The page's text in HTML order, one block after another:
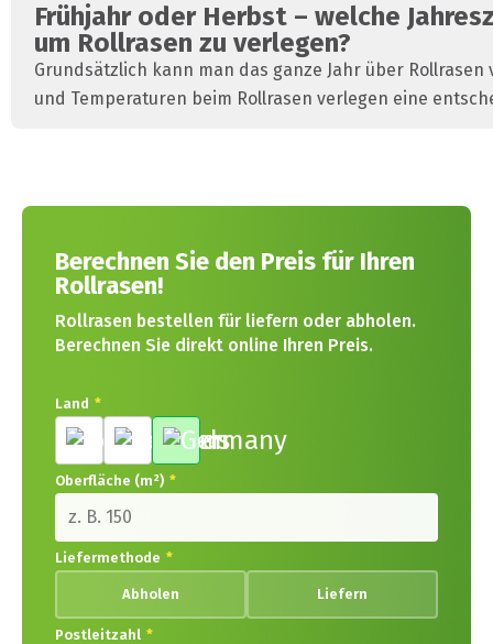
Frühjahr oder Herbst – welche
um Rollrasen zu verlegen?
Grundsätzlich kann man das ganze Jahr über
und Temperaturen beim Rollrasen verlegen eine
Berechnen Sie den Preis für Ihren
Rollrasen!
Rollrasen bestellen für liefern oder abholen.
Berechnen Sie direkt online Ihren Preis.
Land *
Oberfläche (m²) *
Liefermethode *
Abholen Liefern
Postleitzahl *